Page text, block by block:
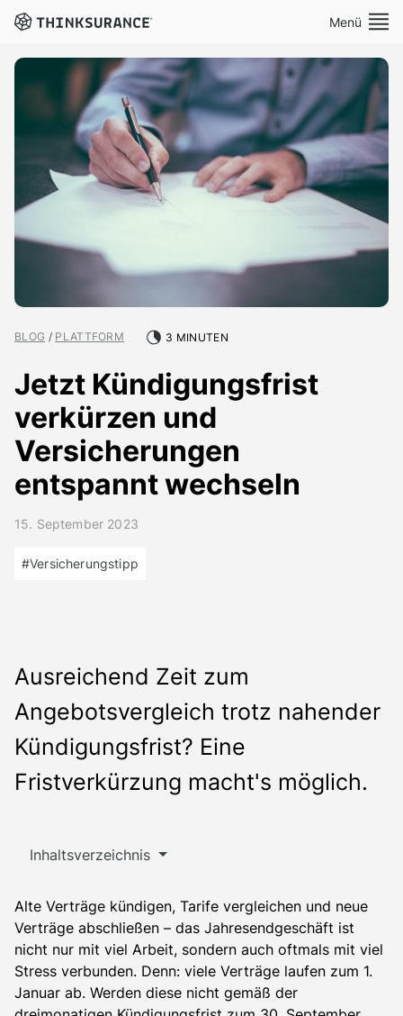
Menü
Demo vereinbaren
Plattform
Lösungen
Preise
Über Uns
Kontakt
BLOG / PLATTFORM 3 MINUTEN
Jetzt Kündigungsfrist
verkürzen und
Versicherungen
entspannt wechseln
15. September 2023
#Versicherungstipp
Ausreichend Zeit zum
Angebotsvergleich trotz nahender
Kündigungsfrist? Eine
Fristverkürzung macht's möglich.
Inhaltsverzeichnis
Alte Verträge kündigen, Tarife vergleichen und neue
Verträge abschließen – das Jahresendgeschäft ist
nicht nur mit viel Arbeit, sondern auch oftmals mit viel
Stress verbunden. Denn: viele Verträge laufen zum 1.
Januar ab. Werden diese nicht gemäß der